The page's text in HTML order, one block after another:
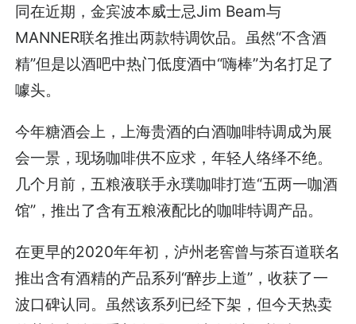
同在近期，金宾波本威士忌Jim Beam与
MANNER联名推出两款特调饮品。虽然“不含酒
精”但是以酒吧中热门低度酒中“嗨棒”为名打足了
噱头。
今年糖酒会上，上海贵酒的白酒咖啡特调成为展
会一景，现场咖啡供不应求，年轻人络绎不绝。
几个月前，五粮液联手永璞咖啡打造“五两一咖酒
馆”，推出了含有五粮液配比的咖啡特调产品。
在更早的2020年年初，泸州老窖曾与茶百道联名
推出含有酒精的产品系列“醉步上道”，收获了一
波口碑认同。虽然该系列已经下架，但今天热卖